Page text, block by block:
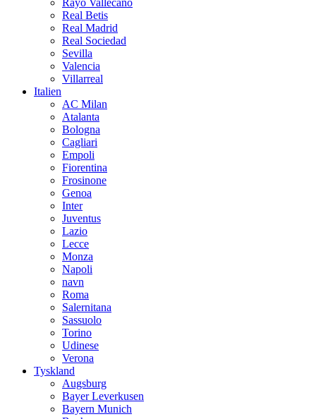
Real Betis
Real Madrid
Real Sociedad
Sevilla
Valencia
Villarreal
Italien
AC Milan
Atalanta
Bologna
Cagliari
Empoli
Fiorentina
Frosinone
Genoa
Inter
Juventus
Lazio
Lecce
Monza
Napoli
navn
Roma
Salernitana
Sassuolo
Torino
Udinese
Verona
Tyskland
Augsburg
Bayer Leverkusen
Bayern Munich